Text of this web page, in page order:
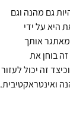
גם מהנה וגם
היא על ידי
אותך
בוחן את
זה יכול לעזור
ואינטראקטיבית.